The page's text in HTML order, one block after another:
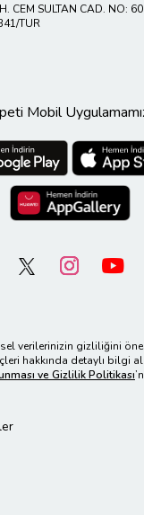
CEM SULTAN CAD. NO: 60
TUR
Mobil
verilerinizin gizliliğini
hakkında detaylı bilgi
ve Gizlilik Politikası